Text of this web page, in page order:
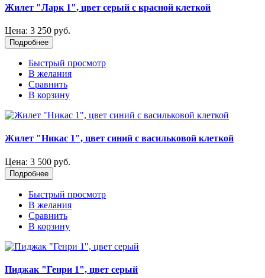
Жилет "Ларк 1", цвет серый с красной клеткой
Цена: 3 250 руб.
Подробнее
Быстрый просмотр
В желания
Сравнить
В корзину
Жилет "Никас 1", цвет синий с васильковой клеткой
Цена: 3 500 руб.
Подробнее
Быстрый просмотр
В желания
Сравнить
В корзину
Пиджак "Генри 1", цвет серый